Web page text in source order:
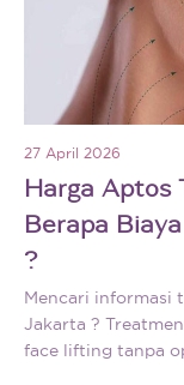
27 April 2026
Harga
Berapa
?
Mencari informasi
Jakarta ?
face lifting tanpa